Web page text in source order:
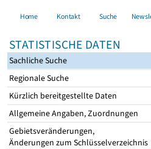
Home Kontakt Suche
STATISTISCHE DATEN
Sachliche Suche
Regionale Suche
Kürzlich bereitgestellte Daten
Allgemeine Angaben, Zuordnungen
Gebietsveränderungen,
Änderungen zum Schlüsselverzeichnis